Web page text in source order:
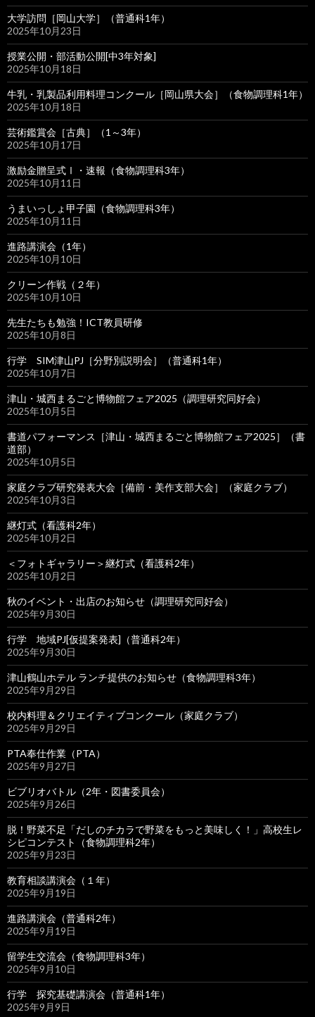
大学訪問［岡山大学］（普通科1年）
2025年10月23日
授業公開・部活動公開[中3年対象]
2025年10月18日
牛乳・乳製品利用料理コンクール［岡山県大会］（食物調理科1年）
2025年10月18日
芸術鑑賞会［古典］（1～3年）
2025年10月17日
激励金贈呈式Ⅰ・速報（食物調理科3年）
2025年10月11日
うまいっしょ甲子園（食物調理科3年）
2025年10月11日
進路講演会（1年）
2025年10月10日
クリーン作戦（２年）
2025年10月10日
先生たちも勉強！ICT教員研修
2025年10月8日
行学 SIM津山PJ［分野別説明会］（普通科1年）
2025年10月7日
津山・城西まるごと博物館フェア2025（調理研究同好会）
2025年10月5日
書道パフォーマンス［津山・城西まるごと博物館フェア2025］（書
道部）
2025年10月5日
家庭クラブ研究発表大会［備前・美作支部大会］（家庭クラブ）
2025年10月3日
継灯式（看護科2年）
2025年10月2日
＜フォトギャラリー＞継灯式（看護科2年）
2025年10月2日
秋のイベント・出店のお知らせ（調理研究同好会）
2025年9月30日
行学 地域PJ[仮提案発表]（普通科2年）
2025年9月30日
津山鶴山ホテル ランチ提供のお知らせ（食物調理科3年）
2025年9月29日
校内料理＆クリエイティブコンクール（家庭クラブ）
2025年9月29日
PTA奉仕作業（PTA）
2025年9月27日
ビブリオバトル（2年・図書委員会）
2025年9月26日
脱！野菜不足「だしのチカラで野菜をもっと美味しく！」高校生レ
シピコンテスト（食物調理科2年）
2025年9月23日
教育相談講演会（１年）
2025年9月19日
進路講演会（普通科2年）
2025年9月19日
留学生交流会（食物調理科3年）
2025年9月10日
行学 探究基礎講演会（普通科1年）
2025年9月9日